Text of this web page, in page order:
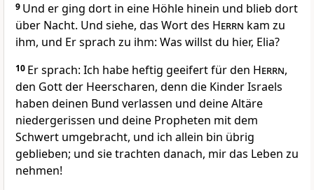
9 Und er ging dort in eine Höhle hinein und blieb dort
über Nacht. Und siehe, das Wort des Herrn kam zu
ihm, und Er sprach zu ihm: Was willst du hier, Elia?
10 Er sprach: Ich habe heftig geeifert für den Herrn,
den Gott der Heerscharen, denn die Kinder Israels
haben deinen Bund verlassen und deine Altäre
niedergerissen und deine Propheten mit dem
Schwert umgebracht, und ich allein bin übrig
geblieben; und sie trachten danach, mir das Leben zu
nehmen!